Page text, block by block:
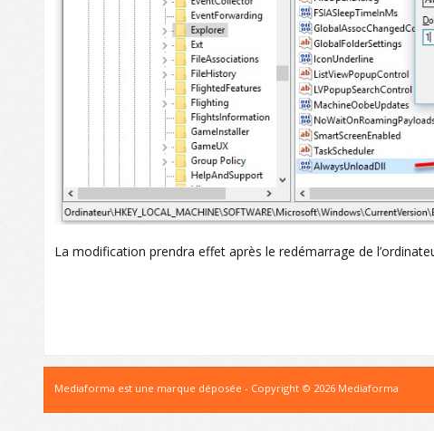
La modification prendra effet après le redémarrage de
Mediaforma est une marque déposée - Copyright © 2026 Mediaforma